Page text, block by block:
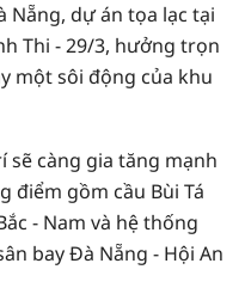
Nẵng, dự án tọa lạc tại
Thi - 29/3, hưởng trọn
một sôi động của khu
sẽ càng gia tăng mạnh
điểm gồm cầu Bùi Tá
- Nam và hệ thống
bay Đà Nẵng - Hội An